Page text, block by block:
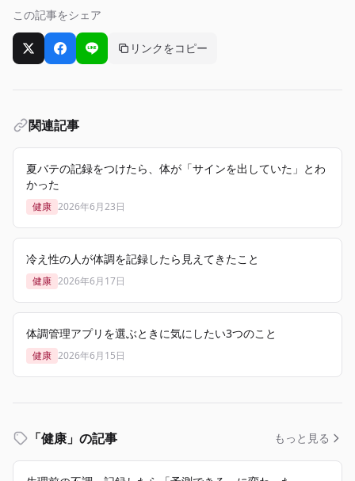
この記事をシェア
XでシェアFacebookでシェア
LINEでシェアリンクをコピー
関連記事
夏バテの記録をつけたら、体が「サインを出していた」とわ
かった
健康 2026年6月23日
冷え性の人が体調を記録したら見えてきたこと
健康 2026年6月17日
体調管理アプリを選ぶときに気にしたい3つのこと
健康 2026年6月15日
「健康」の記事 もっと見る